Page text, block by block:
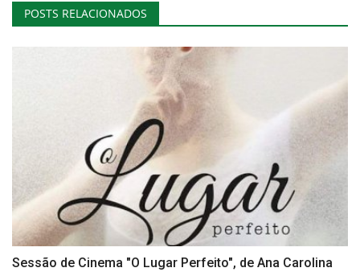
POSTS RELACIONADOS
Sessão de Cinema "O Lugar Perfeito", de Ana Carolina